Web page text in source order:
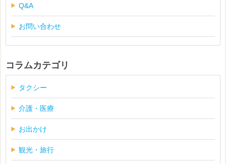
Q&A
お問い合わせ
コラムカテゴリ
タクシー
介護・医療
お出かけ
観光・旅行